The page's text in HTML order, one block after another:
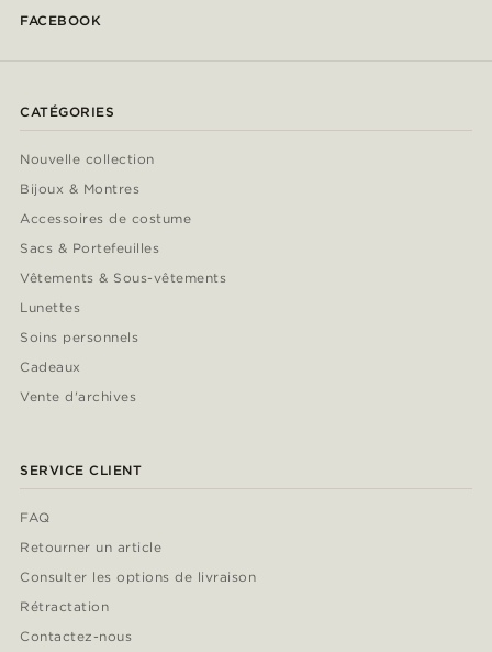
FACEBOOK
CATÉGORIES
Nouvelle collection
Bijoux & Montres
Accessoires de costume
Sacs & Portefeuilles
Vêtements & Sous-vêtements
Lunettes
Soins personnels
Cadeaux
Vente d'archives
SERVICE CLIENT
FAQ
Retourner un article
Consulter les options de livraison
Rétractation
Contactez-nous